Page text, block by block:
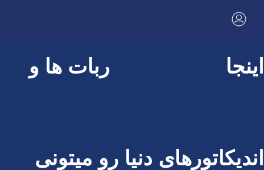
اینجا ربات ها و
اندیکاتورهای دنیا رو میتونی